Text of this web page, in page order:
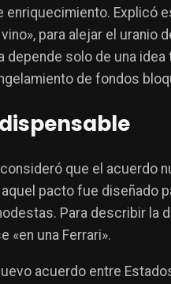
enriquecimiento. Explicó
para alejar el uranio
depende solo de una
de fondos
que el acuerdo
pacto fue diseñado
Para describir la
«en una Ferrari».
acuerdo entre